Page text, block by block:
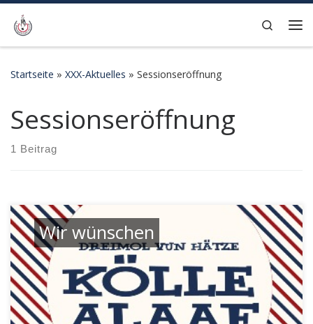
Zum Inhalt springen
Search
Startseite » XXX-Aktuelles » Sessionseröffnung
Sessionseröffnung
1 Beitrag
Wir wünschen